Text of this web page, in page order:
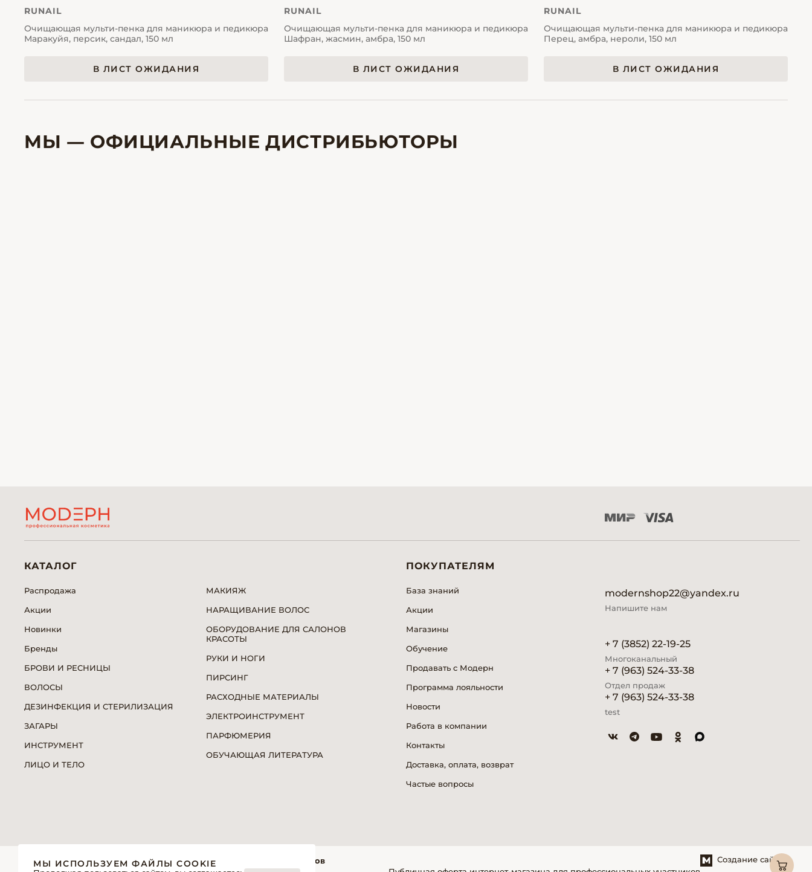
RUNAIL
Очищающая мульти-пенка для маникюра и педикюра
Маракуйя, персик, сандал, 150 мл
В ЛИСТ ОЖИДАНИЯ
RUNAIL
Очищающая мульти-пенка для маникюра и педикюра
Шафран, жасмин, амбра, 150 мл
В ЛИСТ ОЖИДАНИЯ
RUNAIL
Очищающая мульти-пенка для маникюра и педикюра
Перец, амбра, нероли, 150 мл
В ЛИСТ ОЖИДАНИЯ
МЫ — ОФИЦИАЛЬНЫЕ ДИСТРИБЬЮТОРЫ
modernshop22@yandex.ru
Напишите нам
+ 7 (3852) 22-19-25
Многоканальный
+ 7 (963) 524-33-38
Отдел продаж
+ 7 (963) 524-33-38
test
КАТАЛОГ
Распродажа
Акции
Новинки
Бренды
БРОВИ И РЕСНИЦЫ
ВОЛОСЫ
ДЕЗИНФЕКЦИЯ И СТЕРИЛИЗАЦИЯ
ЗАГАРЫ
ИНСТРУМЕНТ
ЛИЦО И ТЕЛО
МАКИЯЖ
НАРАЩИВАНИЕ ВОЛОС
ОБОРУДОВАНИЕ ДЛЯ САЛОНОВ
КРАСОТЫ
РУКИ И НОГИ
ПИРСИНГ
РАСХОДНЫЕ МАТЕРИАЛЫ
ЭЛЕКТРОИНСТРУМЕНТ
ПАРФЮМЕРИЯ
ОБУЧАЮЩАЯ ЛИТЕРАТУРА
ПОКУПАТЕЛЯМ
База знаний
Акции
Магазины
Обучение
Продавать с Модерн
Программа лояльности
Новости
Работа в компании
Контакты
Доставка, оплата, возврат
Частые вопросы
© 2026 «Модерн»— Косметика и оборудование для профессионалов
Создание сайтов
МЫ ИСПОЛЬЗУЕМ ФАЙЛЫ COOKIE